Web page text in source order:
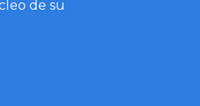
de su